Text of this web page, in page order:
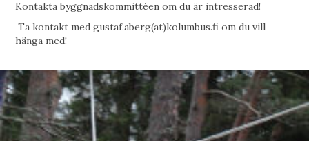
Kontakta byggnadskommittéen om du är intresserad!
Ta kontakt med gustaf.aberg(at)kolumbus.fi om du vill
hänga med!